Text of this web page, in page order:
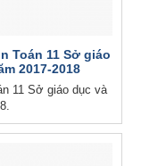
Toán 11 Sở giáo
2017-2018
11 Sở giáo dục và